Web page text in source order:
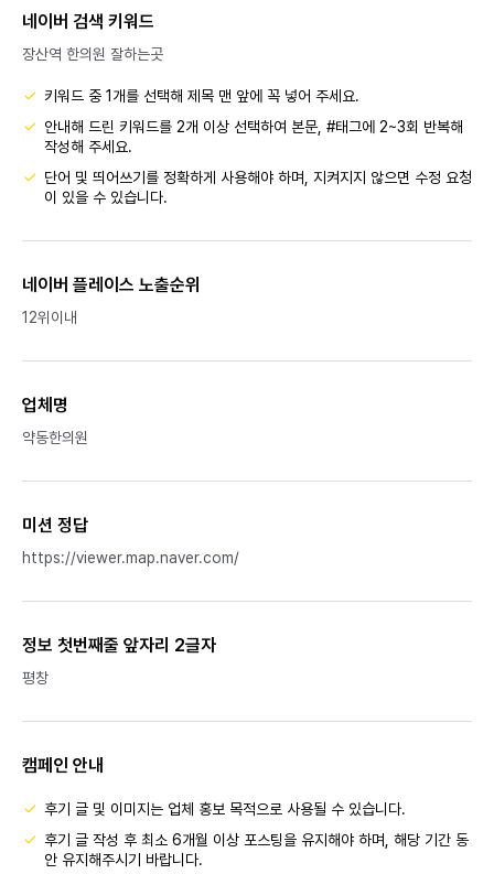
네이버 검색 키워드
장산역 한의원 잘하는곳
키워드 중 1개를 선택해 제목 맨 앞에 꼭 넣어 주세요.
안내해 드린 키워드를 2개 이상 선택하여 본문, #태그에 2~3회 반복해
작성해 주세요.
단어 및 띄어쓰기를 정확하게 사용해야 하며, 지켜지지 않으면 수정 요청
이 있을 수 있습니다.
네이버 플레이스 노출순위
12위이내
업체명
약동한의원
미션 정답
https://viewer.map.naver.com/
정보 첫번째줄 앞자리 2글자
평창
캠페인 안내
후기 글 및 이미지는 업체 홍보 목적으로 사용될 수 있습니다.
후기 글 작성 후 최소 6개월 이상 포스팅을 유지해야 하며, 해당 기간 동
안 유지해주시기 바랍니다.